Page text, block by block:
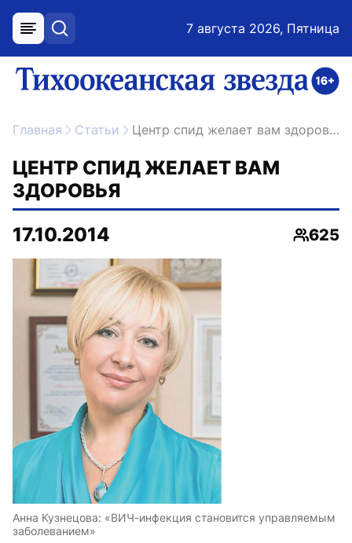
меню поиск 7 августа 2026, Пятница
ссылка на главную
Главная Статьи Центр спид желает вам здоровья
ЦЕНТР СПИД ЖЕЛАЕТ ВАМ
ЗДОРОВЬЯ
17.10.2014
625
Анна Кузнецова: «ВИЧ-инфекция становится управляемым
заболеванием»